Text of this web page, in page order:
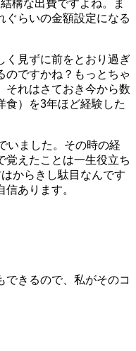
構な出費ですよね。ま
ぐらいの金額設定になる
く見ずに前をとおり過ぎ
のですかね？もっとちゃ
それはさておき今から数
食）を3年ほど経験した
いました。その時の経
覚えたことは一生役立ち
からきし駄目なんです
あります。
できるので、私がそのコ